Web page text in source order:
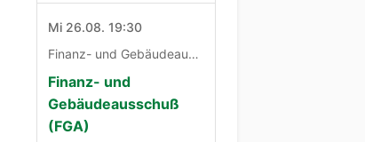
Mi 26.08. 19:30
Finanz- und Gebäudeausschuß
Finanz- und
Gebäudeausschuß
(FGA)